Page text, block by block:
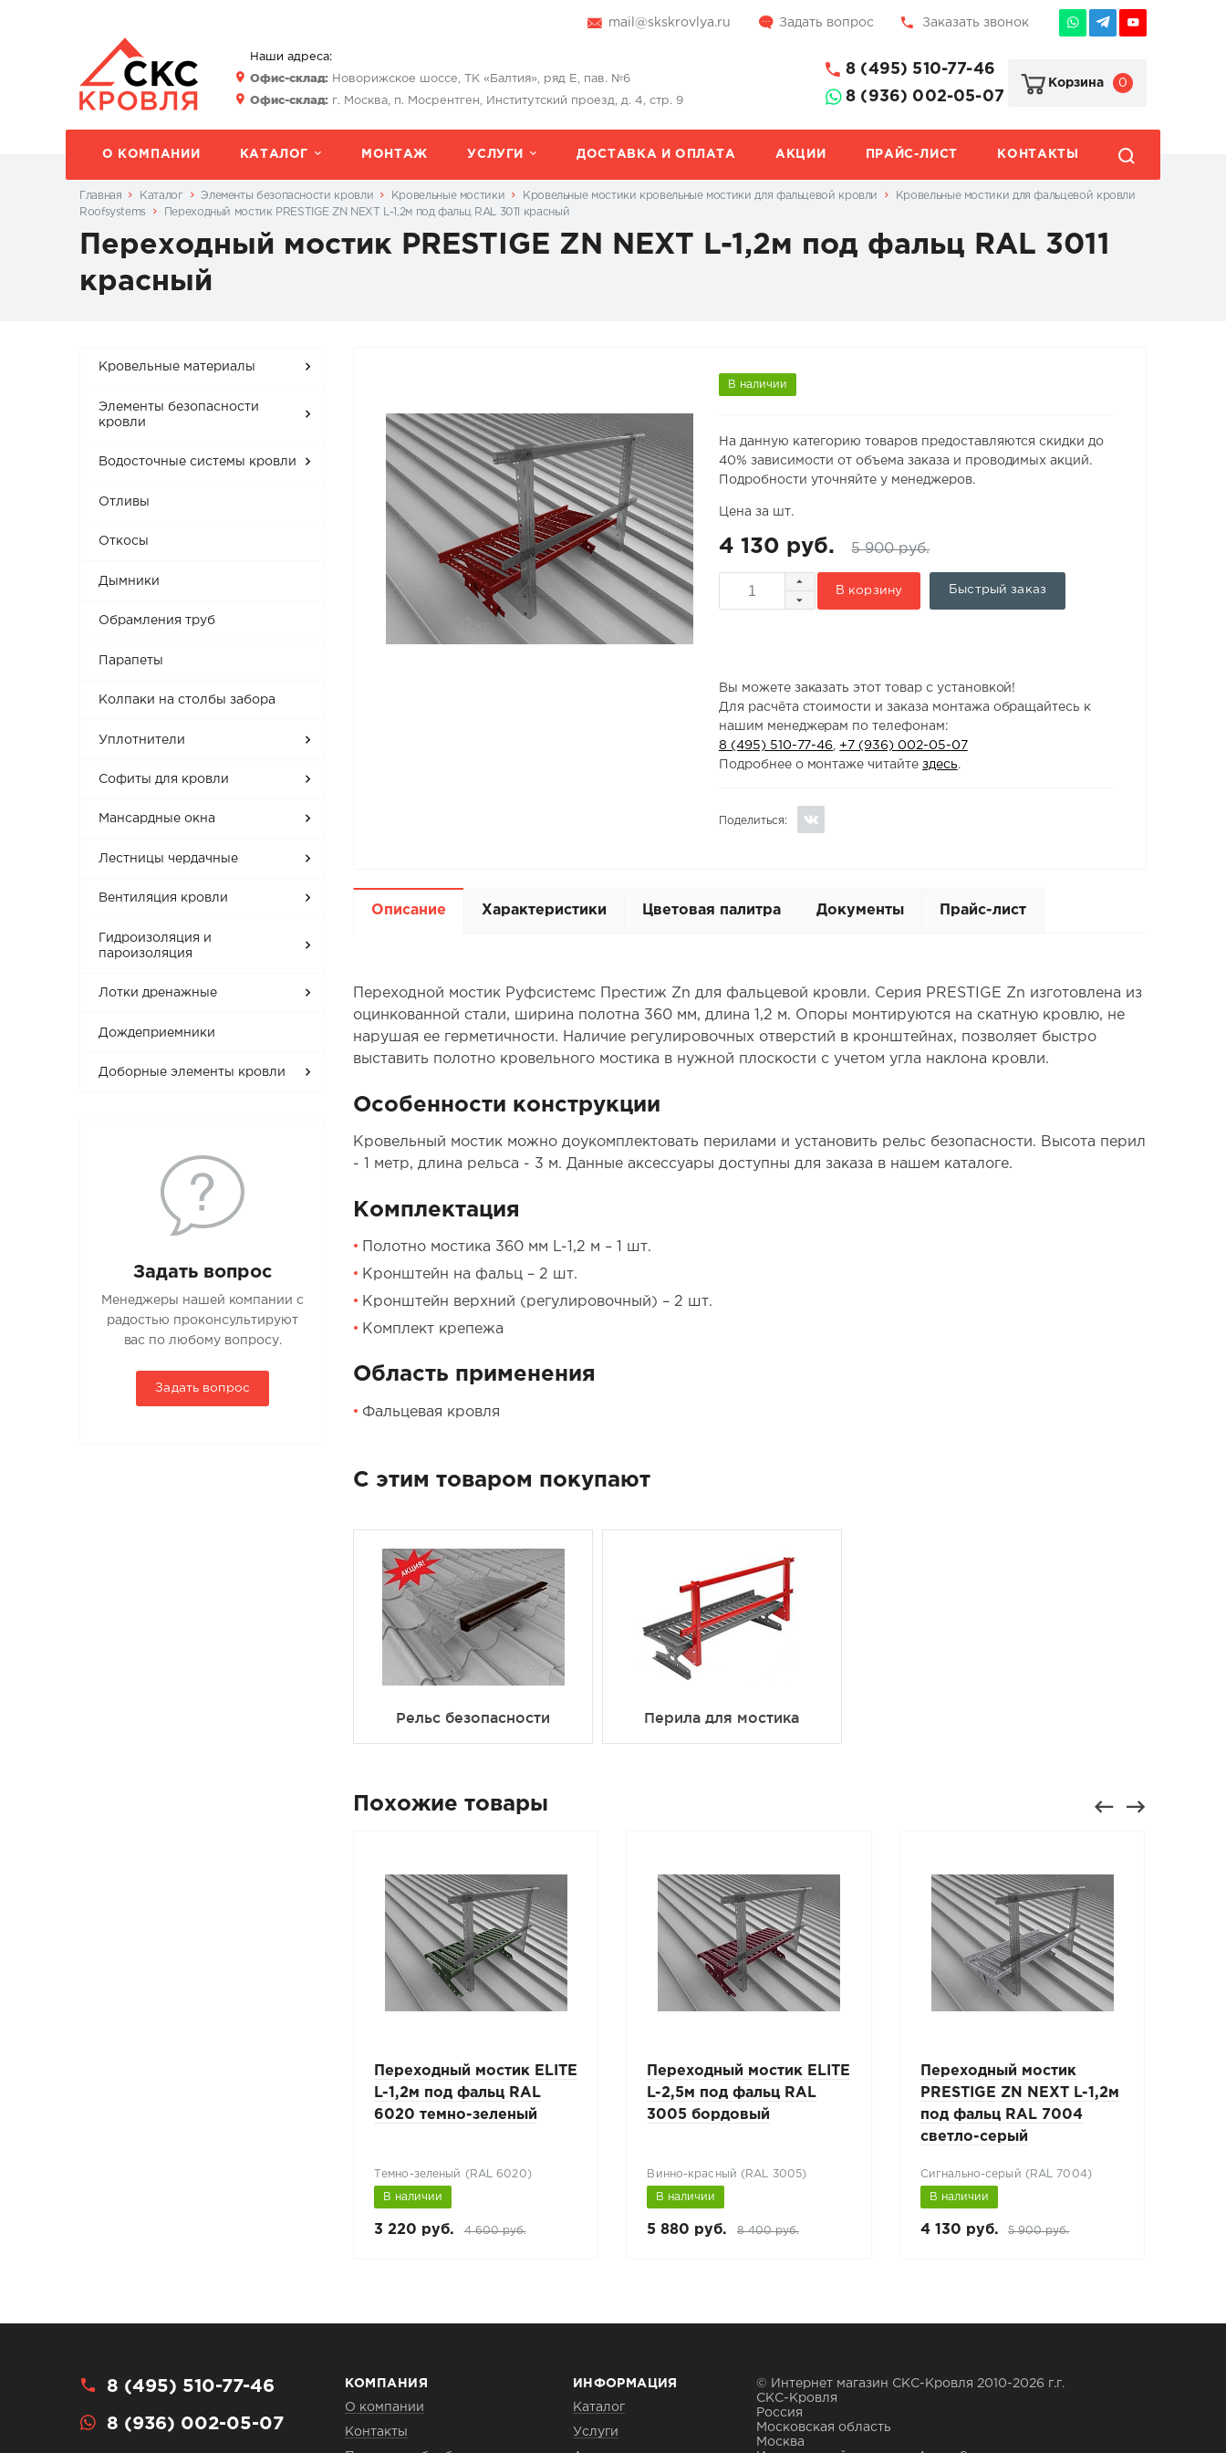
mail@skskrovlya.ru Задать вопрос Заказать звонок
Наши адреса:
Офис-склад:Новорижское шоссе, ТК «Балтия», ряд Е, пав. №6
Офис-склад:г. Москва, п. Мосрентген, Институтский проезд, д. 4, стр. 9
8 (495) 510-77-46
8 (936) 002-05-07
Корзина 0
О КОМПАНИИ КАТАЛОГ МОНТАЖ УСЛУГИ ДОСТАВКА И ОПЛАТА АКЦИИ ПРАЙС-ЛИСТ КОНТАКТЫ
Главная Каталог Элементы безопасности кровли Кровельные мостики Кровельные мостики кровельные мостики для фальцевой кровли
Кровельные мостики для фальцевой кровли
Roofsystems
Переходный мостик PRESTIGE ZN NEXT L-1,2м под фальц RAL 3011 красный
Переходный мостик PRESTIGE ZN NEXT L-1,2м под фальц RAL 3011
красный
Кровельные материалы
Элементы безопасности
кровли
Водосточные системы кровли
Отливы
Откосы
Дымники
Обрамления труб
Парапеты
Колпаки на столбы забора
Уплотнители
Софиты для кровли
Мансардные окна
Лестницы чердачные
Вентиляция кровли
Гидроизоляция и
пароизоляция
Лотки дренажные
Дождеприемники
Доборные элементы кровли
Задать вопрос
Менеджеры нашей компании с
радостью проконсультируют
вас по любому вопросу.
Задать вопрос
В наличии
На данную категорию товаров предоставляются скидки до
40% зависимости от объема заказа и проводимых акций.
Подробности уточняйте у менеджеров.
Цена за шт.
4 130 руб. 5 900 руб.
В корзину Быстрый заказ
Вы можете заказать этот товар с установкой!
Для расчёта стоимости и заказа монтажа обращайтесь к
нашим менеджерам по телефонам:
8 (495) 510-77-46
+7 (936) 002-05-07
Подробнее о монтаже читайте здесь.
Поделиться:
Описание Характеристики Цветовая палитра Документы Прайс-лист
Переходной мостик Руфсистемс Престиж Zn для фальцевой кровли. Серия PRESTIGE Zn изготовлена из
оцинкованной стали, ширина полотна 360 мм, длина 1,2 м. Опоры монтируются на скатную кровлю, не
нарушая ее герметичности. Наличие регулировочных отверстий в кронштейнах, позволяет быстро
выставить полотно кровельного мостика в нужной плоскости с учетом угла наклона кровли.
Особенности конструкции
Кровельный мостик можно доукомплектовать перилами и установить рельс безопасности. Высота перил
- 1 метр, длина рельса - 3 м. Данные аксессуары доступны для заказа в нашем каталоге.
Комплектация
Полотно мостика 360 мм L-1,2 м – 1 шт.
Кронштейн на фальц – 2 шт.
Кронштейн верхний (регулировочный) – 2 шт.
Комплект крепежа
Область применения
Фальцевая кровля
С этим товаром покупают
Рельс безопасности Перила для мостика
Похожие товары
Переходный мостик ELITE
L-1,2м под фальц RAL
6020 темно-зеленый
Темно-зеленый (RAL 6020)
В наличии
3 220 руб. 4 600 руб.
Переходный мостик ELITE
L-2,5м под фальц RAL
3005 бордовый
Винно-красный (RAL 3005)
В наличии
5 880 руб. 8 400 руб.
Переходный мостик
PRESTIGE ZN NEXT L-1,2м
под фальц RAL 7004
светло-серый
Сигнально-серый (RAL 7004)
В наличии
4 130 руб. 5 900 руб.
8 (495) 510-77-46
8 (936) 002-05-07
КОМПАНИЯ
О компании
Контакты
ИНФОРМАЦИЯ
Каталог
Услуги
© Интернет магазин СКС-Кровля 2010-2026 г.г.
СКС-Кровля
Россия
Московская область
Москва